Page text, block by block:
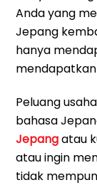
Anda yang
Jepang
hanya
Peluang
bahasa
Jepangatau
atau ingin
tidak